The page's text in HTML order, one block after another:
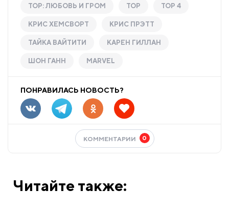
ТОР: ЛЮБОВЬ И ГРОМ ТОР ТОР 4
КРИС ХЕМСВОРТ КРИС ПРЭТТ
ТАЙКА ВАЙТИТИ КАРЕН ГИЛЛАН
ШОН ГАНН MARVEL
ПОНРАВИЛАСЬ НОВОСТЬ?
КОММЕНТАРИИ 0
Читайте также: